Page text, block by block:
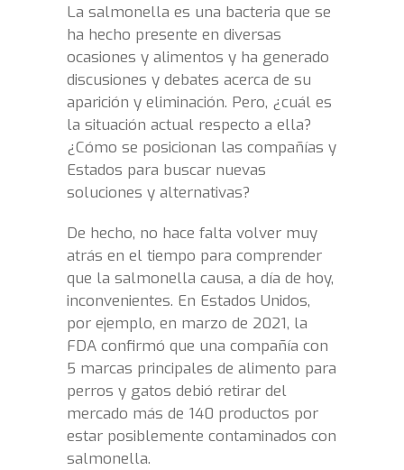
La salmonella es una bacteria que se
ha hecho presente en diversas
ocasiones y alimentos y ha generado
discusiones y debates acerca de su
aparición y eliminación. Pero, ¿cuál es
la situación actual respecto a ella?
¿Cómo se posicionan las compañías y
Estados para buscar nuevas
soluciones y alternativas?
De hecho, no hace falta volver muy
atrás en el tiempo para comprender
que la salmonella causa, a día de hoy,
inconvenientes. En Estados Unidos,
por ejemplo, en marzo de 2021, la
FDA confirmó que una compañía con
5 marcas principales de alimento para
perros y gatos debió retirar del
mercado más de 140 productos por
estar posiblemente contaminados con
salmonella.